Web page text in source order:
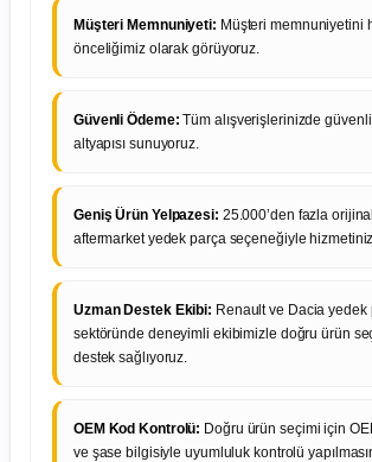
Müşteri Memnuniyeti: Müşteri memnuniyetini
önceliğimiz olarak görüyoruz.
Güvenli Ödeme: Tüm alışverişlerinizde
altyapısı sunuyoruz.
Geniş Ürün Yelpazesi: 25.000’den fazla
aftermarket yedek parça seçeneğiyle
Uzman Destek Ekibi: Renault ve Dacia yedek
sektöründe deneyimli ekibimizle doğru ürün
destek sağlıyoruz.
OEM Kod Kontrolü: Doğru ürün seçimi için
ve şase bilgisiyle uyumluluk kontrolü